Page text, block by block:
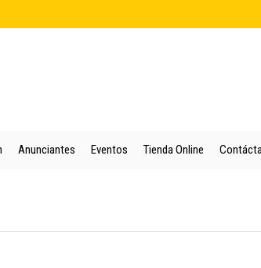
Anunciantes Eventos Tienda Online
Somos Colección Puntos de Venta